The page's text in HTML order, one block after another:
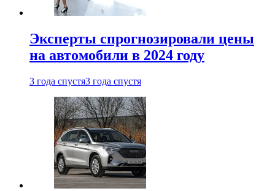
Эксперты спрогнозировали цены
на автомобили в 2024 году
3 года спустя3 года спустя